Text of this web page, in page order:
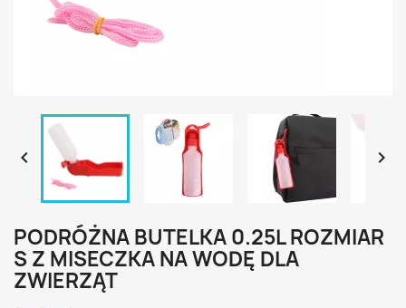
 
PODRÓŻNA BUTELKA 0.25L ROZMIAR
S Z MISECZKA NA WODĘ DLA
ZWIERZĄT